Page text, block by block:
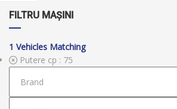
FILTRU MAȘINI
1 Vehicles Matching
Putere cp : 75